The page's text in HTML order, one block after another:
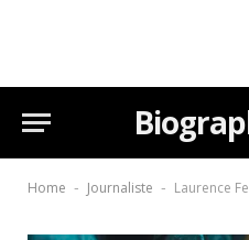
Home - Journaliste - Laurence